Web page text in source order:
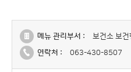
메뉴 관리부서 :
보건소 보
연락처 :
063-430-8507